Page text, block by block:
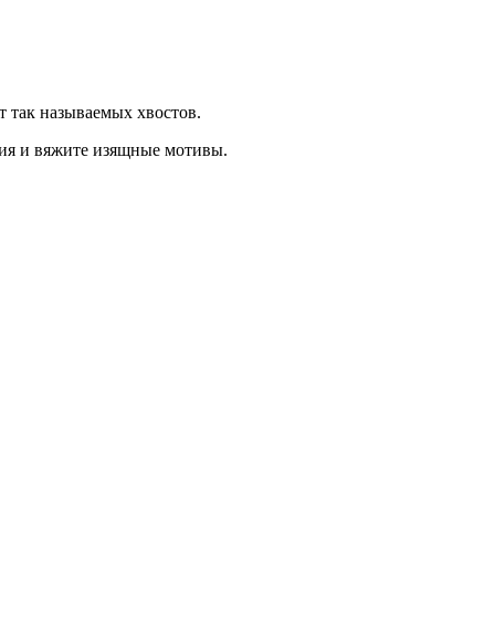
так называемых хвостов.
и вяжите изящные мотивы.